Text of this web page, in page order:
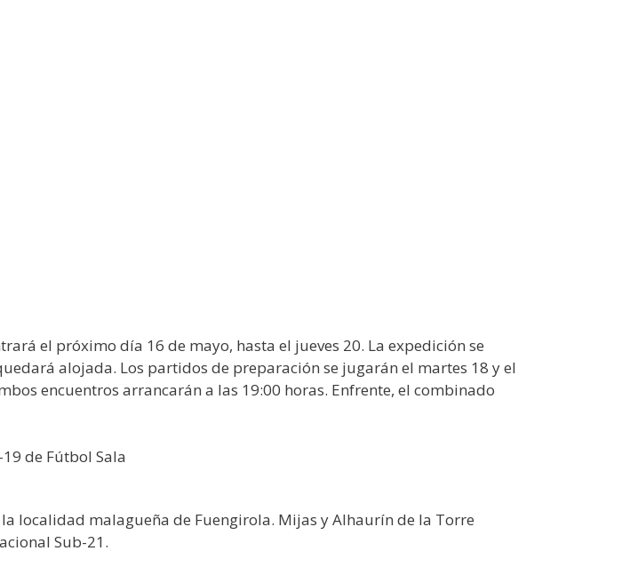
el próximo día 16 de mayo, hasta el jueves 20. La expedición se
alojada. Los partidos de preparación se jugarán el martes 18 y el
encuentros arrancarán a las 19:00 horas. Enfrente, el combinado
de Fútbol Sala
localidad malagueña de Fuengirola. Mijas y Alhaurín de la Torre
Sub-21.